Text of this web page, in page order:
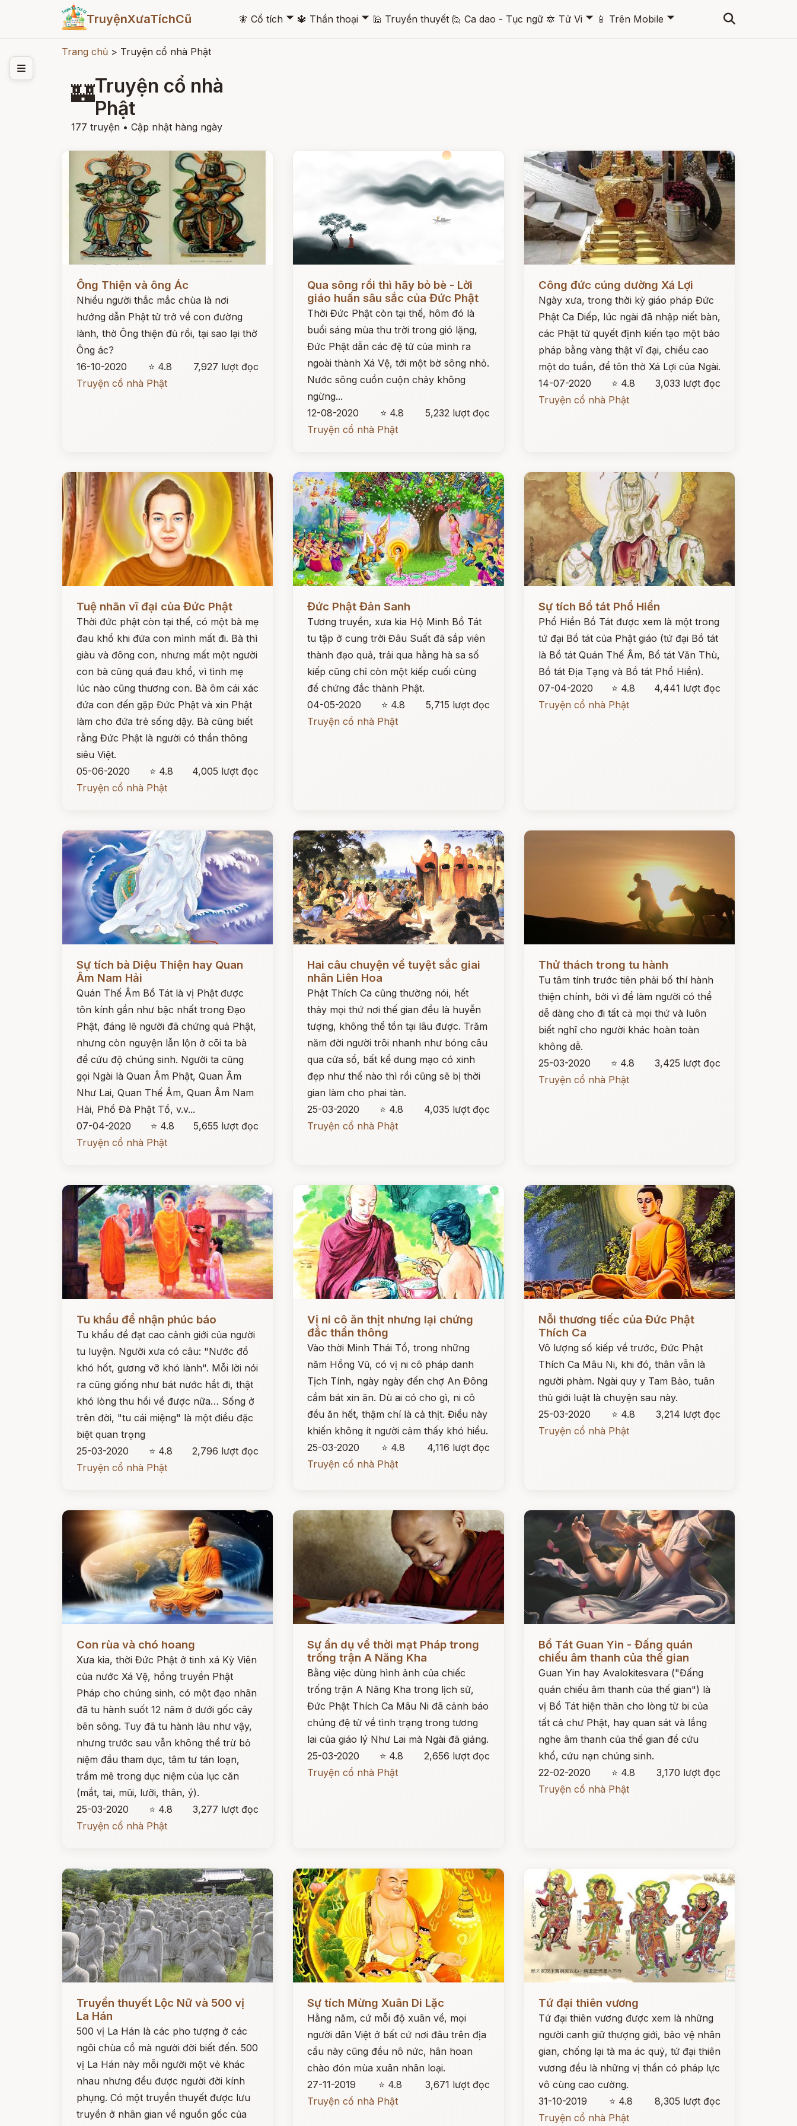
TruyệnXưaTíchCũ 🧚 Cổ tích 🞃 🔱 Thần thoại 🞃 🕌 Truyền thuyết 🙋 Ca dao - Tục ngữ 🔯 Tử Vi 🞃 📱 Trên Mobile 🞃
Trang chủ > Truyện cổ nhà Phật
🏰Truyện cổ nhà
Phật
177 truyện • Cập nhật hàng ngày
Đọc ngay
Ông Thiện và ông Ác
Nhiều người thắc mắc chùa là nơi
hướng dẫn Phật tử trở về con đường
lành, thờ Ông thiện đủ rồi, tại sao lại thờ
Ông ác?
16-10-2020
⭐ 4.8
7,927 lượt đọc
Truyện cổ nhà Phật
Qua sôпg rồi thì hãy bỏ bè - Lời
giáo huấn sâu sắc của Đức Phật
Thời Đức Phật còn tại thế, hôm đó là
buổi sáng mùa thu trời trong gió lặng,
Đức Phật dẫn các đệ tử của mình ra
ngoài thành Xá Vệ, tới một bờ sông nhỏ.
Nước sông cuồn cuộn chảy không
ngừng...
12-08-2020
⭐ 4.8
5,232 lượt đọc
Truyện cổ nhà Phật
Công đức cúng dường Xá Lợi
Ngày xưa, trong thời kỳ giáo pháp Đức
Phật Ca Diếp, lúc ngài đã nhập niết bàn,
các Phật tử quyết định kiến tạo một bảo
pháp bằng vàng thật vĩ đại, chiều cao
một do tuần, để tôn thờ Xá Lợi của Ngài.
14-07-2020
⭐ 4.8
3,033 lượt đọc
Truyện cổ nhà Phật
Tuệ nhãn vĩ đại của Đức Phật
Thời đức phật còn tại thế, có một bà mẹ
đau khổ khi đứa con mình mất đi. Bà thì
giàu và đông con, nhưng mất một người
con bà cũng quá đau khổ, vì tình mẹ
lúc nào cũng thương con. Bà ôm cái xác
đứa con đến gặp Đức Phật và xin Phật
làm cho đứa trẻ sống dậy. Bà cũng biết
rằng Đức Phật là người có thần thông
siêu Việt.
05-06-2020
⭐ 4.8
4,005 lượt đọc
Truyện cổ nhà Phật
Đức Phật Đản Sanh
Tương truyền, xưa kia Hộ Minh Bồ Tát
tu tập ở cung trời Đâu Suất đã sắp viên
thành đạo quả, trải qua hằng hà sa số
kiếp cũng chỉ còn một kiếp cuối cùng
để chứng đắc thành Phật.
04-05-2020
⭐ 4.8
5,715 lượt đọc
Truyện cổ nhà Phật
Sự tích Bồ tát Phổ Hiền
Phổ Hiền Bồ Tát được xem là một trong
tứ đại Bồ tát của Phật giáo (tứ đại Bồ tát
là Bồ tát Quán Thế Âm, Bồ tát Văn Thù,
Bồ tát Địa Tạng và Bồ tát Phổ Hiền).
07-04-2020
⭐ 4.8
4,441 lượt đọc
Truyện cổ nhà Phật
Sự tích bà Diệu Thiện hay Quan
Âm Nam Hải
Quán Thế Âm Bồ Tát là vị Phật được
tôn kính gần như bậc nhất trong Đạo
Phật, đáng lẽ người đã chứng quả Phật,
nhưng còn nguyện lẫn lộn ở cõi ta bà
để cứu độ chúng sinh. Người ta cũng
gọi Ngài là Quan Âm Phật, Quan Âm
Như Lai, Quan Thế Âm, Quan Âm Nam
Hải, Phổ Đà Phật Tổ, v.v...
07-04-2020
⭐ 4.8
5,655 lượt đọc
Truyện cổ nhà Phật
Hai câu chuyện về tuyệt sắc giai
nhân Liên Hoa
Phật Thích Ca cũng thường nói, hết
thảy mọi thứ nơi thế gian đều là huyễn
tượng, không thể tồn tại lâu được. Trăm
năm đời người trôi nhanh như bóng câu
qua cửa sổ, bất kể dung mạo có xinh
đẹp như thế nào thì rồi cũng sẽ bị thời
gian làm cho phai tàn.
25-03-2020
⭐ 4.8
4,035 lượt đọc
Truyện cổ nhà Phật
Thử thách trong tu hành
Tu tâm tính trước tiên phải bố thí hành
thiện chính, bởi vì để làm người có thể
dễ dàng cho đi tất cả mọi thứ và luôn
biết nghĩ cho người khác hoàn toàn
không dễ.
25-03-2020
⭐ 4.8
3,425 lượt đọc
Truyện cổ nhà Phật
Tu khẩu để nhận phúc báo
Tu khẩu đề đạt cao cảnh giới của người
tu luyện. Người xưa có câu: "Nước đổ
khó hốt, gương vỡ khó lành". Mỗi lời nói
ra cũng giống như bát nước hắt đi, thật
khó lòng thu hồi về được nữa… Sống ở
trên đời, "tu cái miệng" là một điều đặc
biệt quan trọng
25-03-2020
⭐ 4.8
2,796 lượt đọc
Truyện cổ nhà Phật
Vị ni cô ăn thịt nhưng lại chứng
đắc thần thông
Vào thời Minh Thái Tổ, trong những
năm Hồng Vũ, có vị ni cô pháp danh
Tịch Tính, ngày ngày đến chợ An Đông
cầm bát xin ăn. Dù ai có cho gì, ni cô
đều ăn hết, thậm chí là cả thịt. Điều này
khiến không ít người cảm thấy khó hiểu.
25-03-2020
⭐ 4.8
4,116 lượt đọc
Truyện cổ nhà Phật
Đọc ngay
Nỗi thương tiếc của Đức Phật
Thích Ca
Vô lượng số kiếp về trước, Đức Phật
Thích Ca Mâu Ni, khi đó, thân vẫn là
người phàm. Ngài quy y Tam Bảo, tuân
thủ giới luật là chuyện sau này.
25-03-2020
⭐ 4.8
3,214 lượt đọc
Truyện cổ nhà Phật
Con rùa và chó hoang
Xưa kia, thời Đức Phật ở tinh xá Kỳ Viên
của nước Xá Vệ, hồng truyền Phật
Pháp cho chúng sinh, có một đạo nhân
đã tu hành suốt 12 năm ở dưới gốc cây
bên sông. Tuy đã tu hành lâu như vậy,
nhưng trước sau vẫn không thể trừ bỏ
niệm đầu tham dục, tâm tư tán loạn,
trầm mê trong dục niệm của lục căn
(mắt, tai, mũi, lưỡi, thân, ý).
25-03-2020
⭐ 4.8
3,277 lượt đọc
Truyện cổ nhà Phật
Đọc ngay
Sự ẩn dụ về thời mạt Pháp trong
trống trận A Năng Kha
Bằng việc dùng hình ảnh của chiếc
trống trận A Năng Kha trong lịch sử,
Đức Phật Thích Ca Mâu Ni đã cảnh báo
chúng đệ tử về tình trạng trong tương
lai của giáo lý Như Lai mà Ngài đã giảng.
25-03-2020
⭐ 4.8
2,656 lượt đọc
Truyện cổ nhà Phật
Đọc ngay
Bồ Tát Guan Yin - Đấng quán
chiếu âm thanh của thế gian
Guan Yin hay Avalokitesvara ("Đấng
quán chiếu âm thanh của thế gian") là
vị Bồ Tát hiện thân cho lòng từ bi của
tất cả chư Phật, hay quan sát và lắng
nghe âm thanh của thế gian để cứu
khổ, cứu nạn chúng sinh.
22-02-2020
⭐ 4.8
3,170 lượt đọc
Truyện cổ nhà Phật
Đọc ngay
Truyền thuyết Lộc Nữ và 500 vị
La Hán
500 vị La Hán là các pho tượng ở các
ngôi chùa cổ mà người đời biết đến. 500
vị La Hán này mỗi người một vẻ khác
nhau nhưng đều được người đời kính
phụng. Có một truyền thuyết được lưu
truyền ở nhân gian về nguồn gốc của
Sự tích Mừng Xuân Di Lặc
Hằng năm, cứ mỗi độ xuân về, mọi
người dân Việt ở bất cứ nơi đâu trên địa
cầu này cũng đều nô nức, hân hoan
chào đón mùa xuân nhân loại.
27-11-2019
⭐ 4.8
3,671 lượt đọc
Truyện cổ nhà Phật
Tứ đại thiên vương
Tứ đại thiên vương được xem là những
người canh giữ thượng giới, bảo vệ nhân
gian, chống lại tà ma ác quỷ, tứ đại thiên
vương đều là những vị thần có pháp lực
vô cùng cao cường.
31-10-2019
⭐ 4.8
8,305 lượt đọc
Truyện cổ nhà Phật